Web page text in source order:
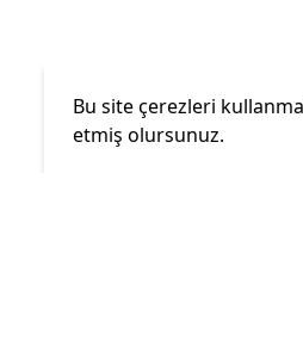
Bu site çerezleri
etmiş olursunuz.